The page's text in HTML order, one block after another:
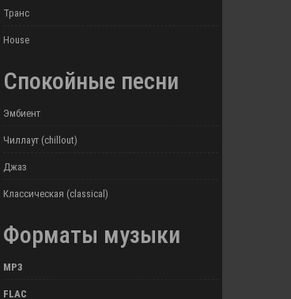
Транс
House
Спокойные песни
Эмбиент
Чиллаут (chillout)
Джаз
Классическая (classical)
Форматы музыки
MP3
FLAC